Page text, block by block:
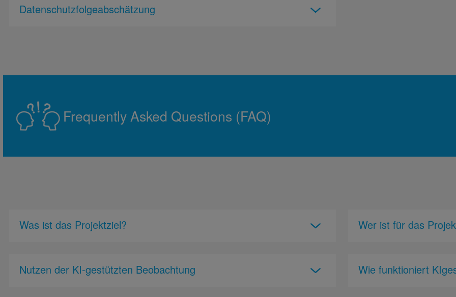
Datenschutzfolgeabschätzung
Frequently Asked Questions (FAQ)
Was ist das Projektziel?
Nutzen der KI-gestützten Beobachtung
Wer ist für das
Wie funktioniert